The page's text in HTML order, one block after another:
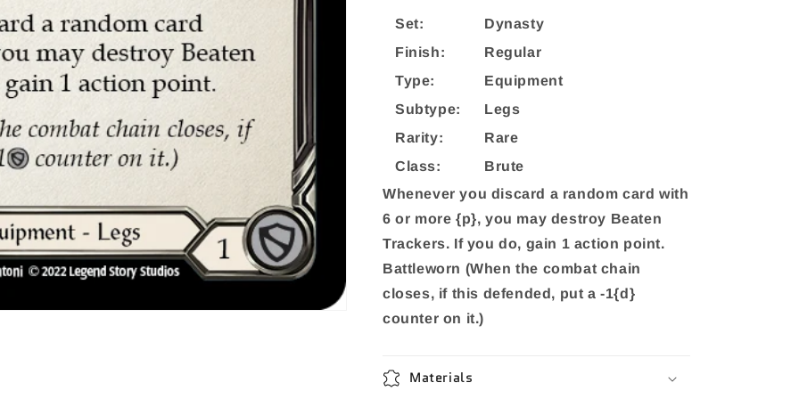
Set:
Dynasty
Finish:
Regular
Type:
Equipment
Subtype:
Legs
Rarity:
Rare
Class:
Brute
Whenever you discard a random card with
6 or more {p}, you may destroy Beaten
Trackers. If you do, gain 1 action point.
Battleworn (When the combat chain
closes, if this defended, put a -1{d}
counter on it.)
Materials